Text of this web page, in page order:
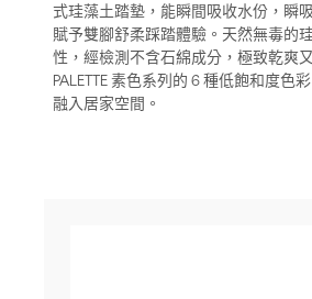
式珪藻土踏墊，能瞬間吸收水份，瞬
賦予雙腳舒柔踩踏體驗。天然無毒的
性，經檢測不含石綿成分，極致乾爽
PALETTE 素色系列的 6 種低飽和度色
融入居家空間。